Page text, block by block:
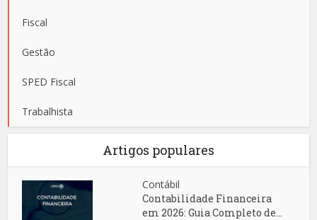
Fiscal
Gestão
SPED Fiscal
Trabalhista
Artigos populares
Contábil
Contabilidade Financeira
em 2026: Guia Completo de...